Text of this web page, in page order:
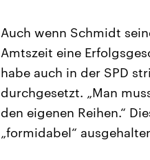
Auch wenn Schmidt
Amtszeit eine
habe auch in der SPD
durchgesetzt. „Man
den eigenen Reihen.“
„formidabel“